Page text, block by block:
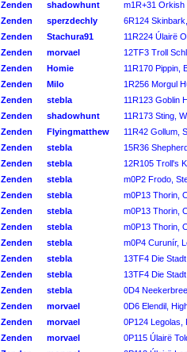
Zenden
shadowhunt
m1R+31 Orkish
Zenden
sperzdechly
6R124
Zenden
Stachura91
11R224 Úlairë
Zenden
morvael
12TF3 Troll
Zenden
Homie
11R170 Pippin,
Zenden
Milo
1R256 Morgul
Zenden
stebla
11R123 Goblin
Zenden
shadowhunt
11R173 Sting,
Zenden
Flyingmatthew
11R42 Gollum,
Zenden
stebla
15R36
Zenden
stebla
12R105 Troll's
Zenden
stebla
m0P2 Frodo,
Zenden
stebla
m0P13 Thorin,
Zenden
stebla
m0P13 Thorin,
Zenden
stebla
m0P13 Thorin,
Zenden
stebla
m0P4 Curunír,
Zenden
stebla
13TF4 Die
Zenden
stebla
13TF4 Die
Zenden
stebla
0D4
Zenden
morvael
0D6 Elendil,
Zenden
morvael
0P124 Legolas,
Zenden
morvael
0P115 Úlairë